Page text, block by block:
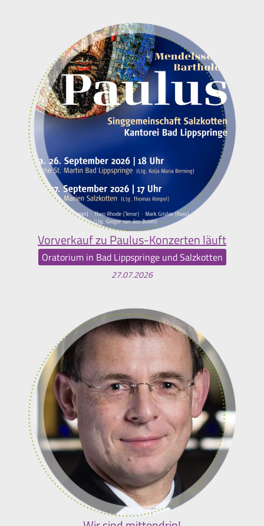
Vorverkauf zu Paulus-Konzerten läuft
Oratorium in Bad Lippspringe und Salzkotten
27.07.2026